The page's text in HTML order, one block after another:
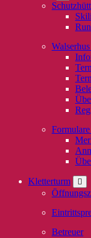
Kletterturm
Betreuer